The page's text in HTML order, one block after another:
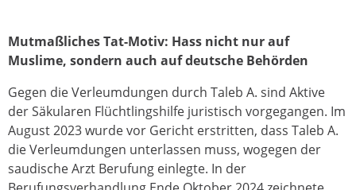
Mutmaßliches Tat-Motiv: Hass nicht nur auf
Muslime, sondern auch auf deutsche Behörden
Gegen die Verleumdungen durch Taleb A. sind Aktive
der Säkularen Flüchtlingshilfe juristisch vorgegangen. Im
August 2023 wurde vor Gericht erstritten, dass Taleb A.
die Verleumdungen unterlassen muss, wogegen der
saudische Arzt Berufung einlegte. In der